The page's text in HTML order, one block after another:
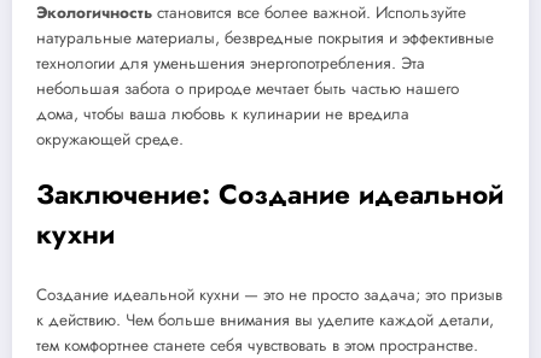
Экологичность становится все более важной. Используйте
натуральные материалы, безвредные покрытия и эффективные
технологии для уменьшения энергопотребления. Эта
небольшая забота о природе мечтает быть частью нашего
дома, чтобы ваша любовь к кулинарии не вредила
окружающей среде.
Заключение: Создание идеальной
кухни
Создание идеальной кухни — это не просто задача; это призыв
к действию. Чем больше внимания вы уделите каждой детали,
тем комфортнее станете себя чувствовать в этом пространстве.